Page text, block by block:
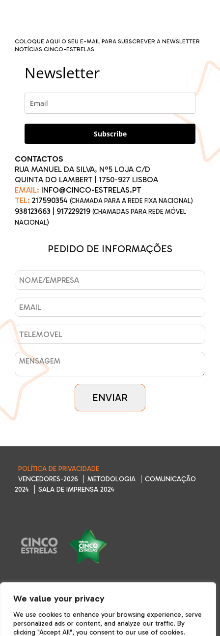
We value your privacy
We use cookies to enhance your browsing experience, serve
personalized ads or content, and analyze our traffic. By
clicking "Accept All", you consent to our use of cookies.
COLOQUE AQUI O SEU E-MAIL PARA SUBSCREVER A NEWSLETTER
NOTÍCIAS CINCO-ESTRELAS
Newsletter
Subscribe
CONTACTOS
RUA MANUEL DA SILVA, Nº5 LOJA C/D
QUINTA DO LAMBERT | 1750-927 LISBOA
EMAIL: INFO@CINCO-ESTRELAS.PT
TEL: 217590354 (CHAMADA PARA A REDE FIXA NACIONAL)
938123663 917229219 (CHAMADAS PARA REDE MÓVEL
NACIONAL)
PEDIDO DE INFORMAÇÕES
POLÍTICA DE PRIVACIDADE
VENCEDORES-2026
METODOLOGIA
COMUNICAÇÃO
2024
SALA DE IMPRENSA 2024
TERMOS E CONDIÇÕES
POLÍTICA DE PRIVACIDADE
POLÍTICA DE COOKIES